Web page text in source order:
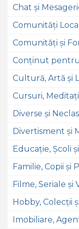
Chat și
Comunități
Comunități și
Conținut
Cultură, Artă și
Cursuri,
Diverse și
Divertisment și
Educație, Școli
Familie, Copii și
Filme, Seriale și
Hobby, Colecții
Imobiliare,